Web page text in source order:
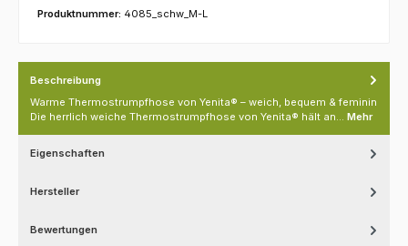
Produktnummer: 4085_schw_M-L
Beschreibung
Warme Thermostrumpfhose von Yenita® – weich, bequem & feminin
Die herrlich weiche Thermostrumpfhose von Yenita® hält an… Mehr
Eigenschaften
Hersteller
Bewertungen